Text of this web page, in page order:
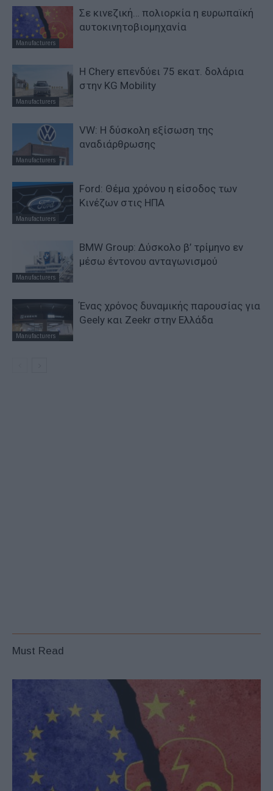
Manufacturers
Σε κινεζική… πολιορκία η ευρωπαϊκή
αυτοκινητοβιομηχανία
Manufacturers
Η Chery επενδύει 75 εκατ. δολάρια
στην KG Mobility
Manufacturers
VW: Η δύσκολη εξίσωση της
αναδιάρθρωσης
Manufacturers
Ford: Θέμα χρόνου η είσοδος των
Κινέζων στις ΗΠΑ
Manufacturers
BMW Group: Δύσκολο β’ τρίμηνο εν
μέσω έντονου ανταγωνισμού
Manufacturers
Ένας χρόνος δυναμικής παρουσίας για
Geely και Zeekr στην Ελλάδα
Must Read